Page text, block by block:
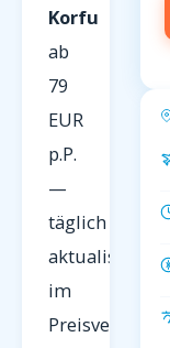
Korfu
ab
79
EUR
p.P.
—
täglich
aktualisiert
im
Preisvergleich